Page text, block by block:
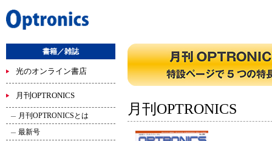
書籍／雑誌
光のオンライン書店
月刊OPTRONICS
月刊OPTRONICSとは
最新号
月刊OPTRONICS